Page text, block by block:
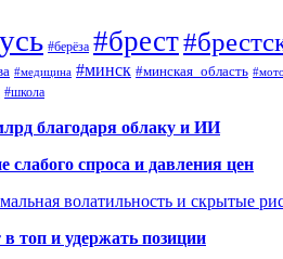
#берёза #брест
#медицина #минск #минская_область #мото
#школа
благодаря облаку и ИИ
слабого спроса и давления цен
волатильность и скрытые
топ и удержать позиции